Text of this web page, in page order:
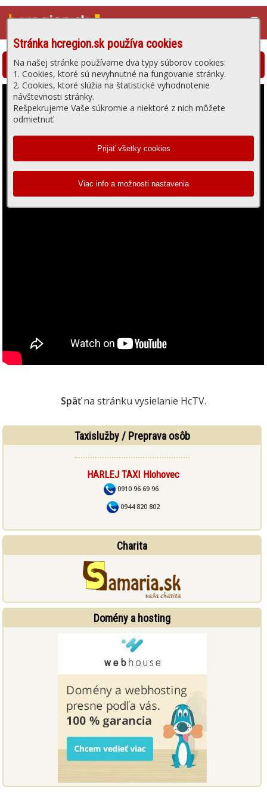
☰
Stránka hcregion.sk používa cookies
Na našej stránke používame dva typy súborov cookies:
1. Cookies, ktoré sú nevyhnutné na fungovanie stránky.
2. Cookies, ktoré slúžia na štatistické vyhodnotenie
návštevnosti stránky.
Rešpekrujeme Vaše súkromie a niektoré z nich môžete
odmietnuť.
Hlohovská televízia - prehrávanie videa
Späťna stránku vysielanie HcTV.
Taxislužby / Preprava osôb
HARLEJ TAXI Hlohovec
0910 96 69 96
0944 820 802
Charita
Domény a hosting